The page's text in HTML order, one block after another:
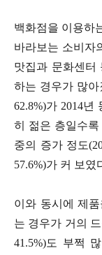
백화점을 이용하
바라보는 소비자
맛집과 문화센터
하는 경우가 많
62.8%)가 2014년
히 젊은 층일수록
중의 증가 정도
57.6%)가 커 보였
이와 동시에 제
는 경우가 거의
41.5%)도 부쩍